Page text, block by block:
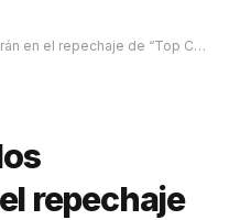
el repechaje de “Top Chef Vip”
repechaje